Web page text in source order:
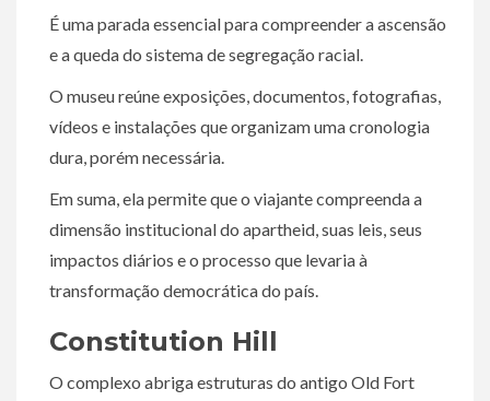
É uma parada essencial para compreender a ascensão
e a queda do sistema de segregação racial.
O museu reúne exposições, documentos, fotografias,
vídeos e instalações que organizam uma cronologia
dura, porém necessária.
Em suma, ela permite que o viajante compreenda a
dimensão institucional do apartheid, suas leis, seus
impactos diários e o processo que levaria à
transformação democrática do país.
Constitution Hill
O complexo abriga estruturas do antigo Old Fort